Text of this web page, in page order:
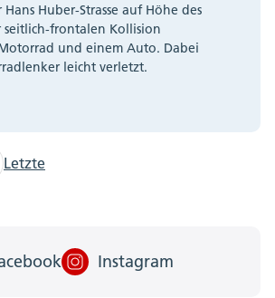
Huber-Strasse auf Höhe des
seitlich-frontalen Kollision
und einem Auto. Dabei
leicht verletzt.
Letzte
Instagram